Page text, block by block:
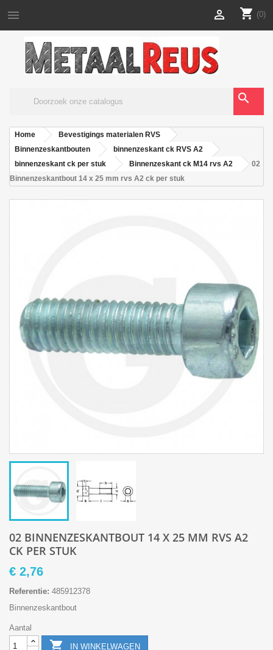
 shopping_cart (0)

search
Home
Bevestigings materialen RVS
Binnenzeskantbouten
binnenzeskant ck RVS A2
binnenzeskant ck per stuk
Binnenzeskant ck M14 rvs A2
02
Binnenzeskantbout 14 x 25 mm rvs A2 ck per stuk
02 BINNENZESKANTBOUT 14 X 25 MM RVS A2
CK PER STUK
€ 2,76
Referentie: 485912378
Binnenzeskantbout
Aantal
 IN WINKELWAGEN